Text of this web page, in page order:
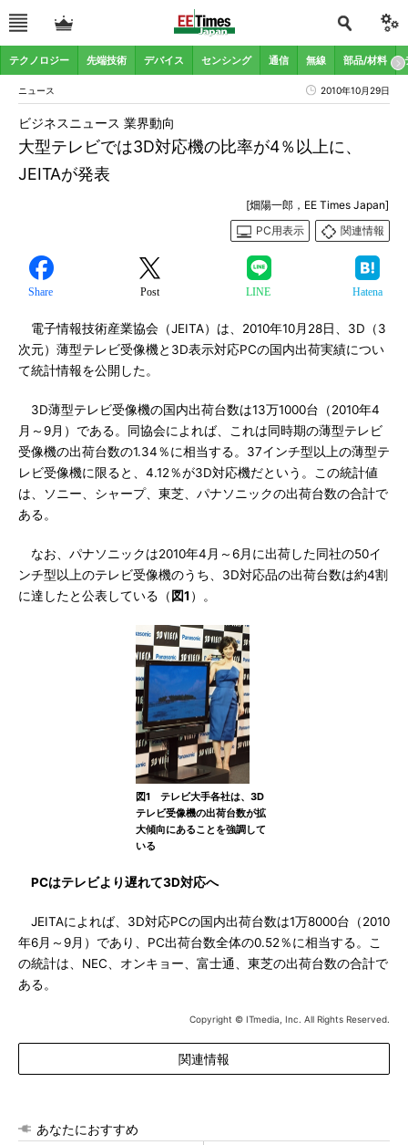
テクノロジー 先端技術 デバイス センシング 通信 無線 部品/材料
ニュース 2010年10月29日
大型テレビでは3D対応機の比率が4％以上に、
JEITAが発表
ビジネスニュース 業界動向
[畑陽一郎，EE Times Japan]
PC用表示
関連情報
Share Post LINE Hatena
電子情報技術産業協会（JEITA）は、2010年10月28日、3D（3
次元）薄型テレビ受像機と3D表示対応PCの国内出荷実績につい
て統計情報を公開した。
3D薄型テレビ受像機の国内出荷台数は13万1000台（2010年4
月～9月）である。同協会によれば、これは同時期の薄型テレビ
受像機の出荷台数の1.34％に相当する。37インチ型以上の薄型テ
レビ受像機に限ると、4.12％が3D対応機だという。この統計値
は、ソニー、シャープ、東芝、パナソニックの出荷台数の合計で
ある。
なお、パナソニックは2010年4月～6月に出荷した同社の50イ
ンチ型以上のテレビ受像機のうち、3D対応品の出荷台数は約4割
に達したと公表している（ 図1 ）。
図1 テレビ大手各社は、3D
テレビ受像機の出荷台数が拡
大傾向にあることを強調して
いる
PCはテレビより遅れて3D対応へ
JEITAによれば、3D対応PCの国内出荷台数は1万8000台（2010
年6月～9月）であり、PC出荷台数全体の0.52％に相当する。こ
の統計は、NEC、オンキョー、富士通、東芝の出荷台数の合計で
ある。
Copyright © ITmedia, Inc. All Rights Reserved.
関連情報
あなたにおすすめ